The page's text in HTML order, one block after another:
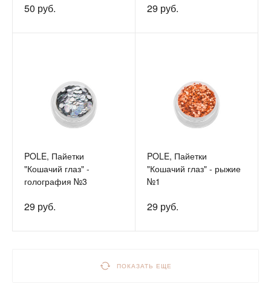
50 руб. 29 руб.
POLE, Пайетки
"Кошачий глаз" -
голография №3
29 руб.
POLE, Пайетки
"Кошачий глаз" - рыжие
№1
29 руб.
ПОКАЗАТЬ ЕЩЕ